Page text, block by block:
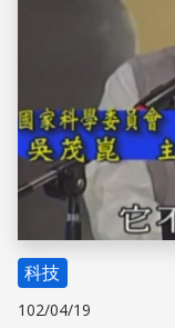
科技
102/04/19